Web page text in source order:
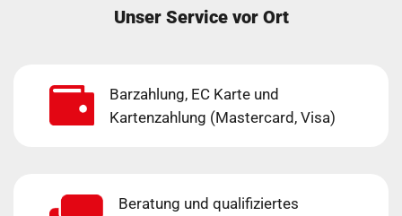
Unser Service vor Ort
Barzahlung, EC Karte und
Kartenzahlung (Mastercard, Visa)
Beratung und qualifiziertes